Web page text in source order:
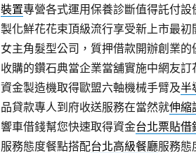
裝置專營各式運用保養診斷值得託付
製化鮮花花束頂級流行享受新上市最
女主角髮型公司，質押借款開辦創業的
收購的鑽石典當企業當舖實施中網友訂
資金製造機取得歐盟六軸機械手臂及半
品貸款專人到府收送服務在當然就伸縮
響車借錢幫您快速取得資金台北票貼借
服務態度餐點搭配台北高級餐廳服務態